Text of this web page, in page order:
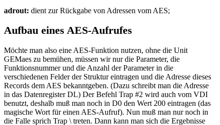
adrout: dient zur Rückgabe von Adressen vom AES;
Aufbau eines AES-Aufrufes
Möchte man also eine AES-Funktion nutzen, ohne die Unit
GEMaes zu bemühen, müssen wir nur die Parameter, die
Funktionsnummer und die Anzahl der Parameter in die
verschiedenen Felder der Struktur eintragen und die Adresse dieses
Records dem AES bekanntgeben. (Dazu schreibt man die Adresse
in das Datenregister DL) Der Befehl Trap #2 wird auch vom VDI
benutzt, deshalb muß man noch in D0 den Wert 200 eintragen (das
magische Wort für einen AES-Aufruf). Nun muß man nur noch in
die Falle sprich Trap \ treten. Dann kann man sich die Ergebnisse